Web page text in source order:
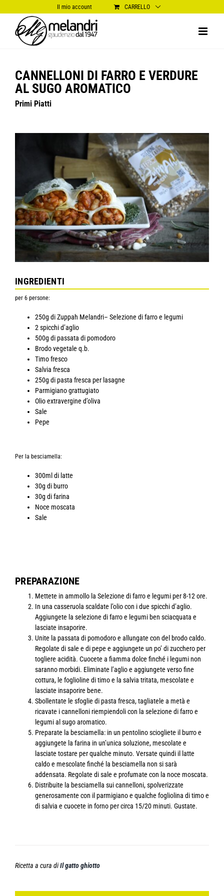
al
contenuto
Il mio account CARRELLO
CANNELLONI DI FARRO E VERDURE
AL SUGO AROMATICO
Primi Piatti
INGREDIENTI
per 6 persone:
250g di Zuppah Melandri– Selezione di farro e legumi
2 spicchi d’aglio
500g di passata di pomodoro
Brodo vegetale q.b.
Timo fresco
Salvia fresca
250g di pasta fresca per lasagne
Parmigiano grattugiato
Olio extravergine d’oliva
Sale
Pepe
Per la besciamella:
300ml di latte
30g di burro
30g di farina
Noce moscata
Sale
PREPARAZIONE
Mettete in ammollo la Selezione di farro e legumi per 8-12 ore.
In una casseruola scaldate l’olio con i due spicchi d’aglio.
Aggiungete la selezione di farro e legumi ben sciacquata e
lasciate insaporire.
Unite la passata di pomodoro e allungate con del brodo caldo.
Regolate di sale e di pepe e aggiungete un po’ di zucchero per
togliere acidità. Cuocete a fiamma dolce finché i legumi non
saranno morbidi. Eliminate l’aglio e aggiungete verso fine
cottura, le foglioline di timo e la salvia tritata, mescolate e
lasciate insaporire bene.
Sbollentate le sfoglie di pasta fresca, tagliatele a metà e
ricavate i cannelloni riempiendoli con la selezione di farro e
legumi al sugo aromatico.
Preparate la besciamella: in un pentolino sciogliete il burro e
aggiungete la farina in un’unica soluzione, mescolate e
lasciate tostare per qualche minuto. Versate quindi il latte
caldo e mescolate finché la besciamella non si sarà
addensata. Regolate di sale e profumate con la noce moscata.
Distribuite la besciamella sui cannelloni, spolverizzate
generosamente con il parmigiano e qualche fogliolina di timo e
di salvia e cuocete in forno per circa 15/20 minuti. Gustate.
Ricetta a cura diIl gatto ghiotto